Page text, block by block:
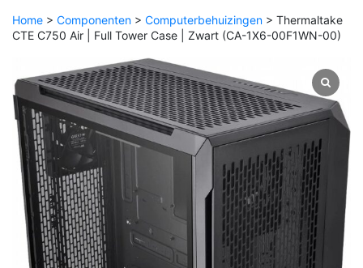
Home > Componenten > Computerbehuizingen > Thermaltake
CTE C750 Air | Full Tower Case | Zwart (CA-1X6-00F1WN-00)